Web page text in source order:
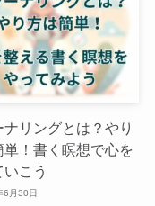
ナリングとは？やり
単！書く瞑想で心を
こう
6月30日